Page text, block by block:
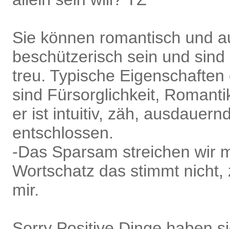
Sie können romantisch und
beschützerisch sein und
treu. Typische
sind Fürsorglichkeit,
er ist intuitiv, zäh,
entschlossen.
-Das Sparsam streichen wir
Wortschatz das stimmt nicht,
mir.